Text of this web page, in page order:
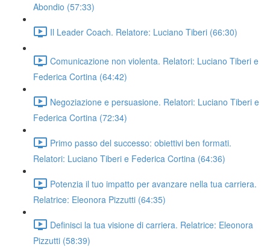
Abondio (57:33)
Il Leader Coach. Relatore: Luciano Tiberi (66:30)
Comunicazione non violenta. Relatori: Luciano Tiberi e
Federica Cortina (64:42)
Negoziazione e persuasione. Relatori: Luciano Tiberi e
Federica Cortina (72:34)
Primo passo del successo: obiettivi ben formati.
Relatori: Luciano Tiberi e Federica Cortina (64:36)
Potenzia il tuo impatto per avanzare nella tua carriera.
Relatrice: Eleonora Pizzutti (64:35)
Definisci la tua visione di carriera. Relatrice: Eleonora
Pizzutti (58:39)